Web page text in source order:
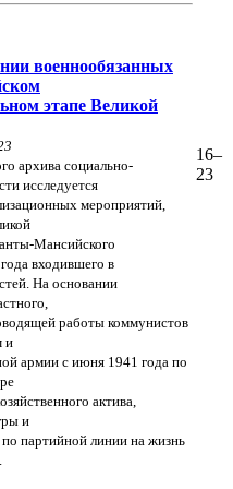
военнообязанных
этапе Великой
архива социально-
исследуется
мероприятий,
Мансийского
входившего в
На основании
работы коммунистов
и
армии с июня 1941 года по
актива,
и
партийной линии на жизнь
16–
23